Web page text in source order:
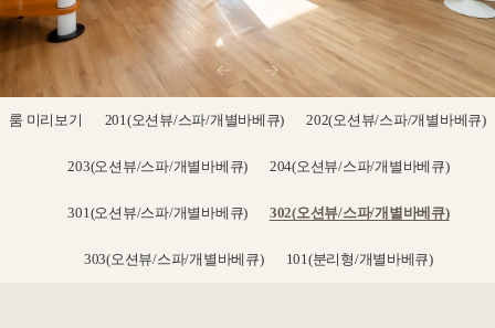
룸 미리보기 201(오션뷰/스파/개별바베큐) 202(오션뷰/스파/개별바베큐)
203(오션뷰/스파/개별바베큐) 204(오션뷰/스파/개별바베큐)
301(오션뷰/스파/개별바베큐) 302(오션뷰/스파/개별바베큐)
303(오션뷰/스파/개별바베큐) 101(분리형/개별바베큐)